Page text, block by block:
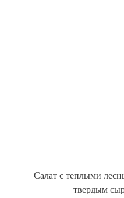
Салат с теплыми
твердым